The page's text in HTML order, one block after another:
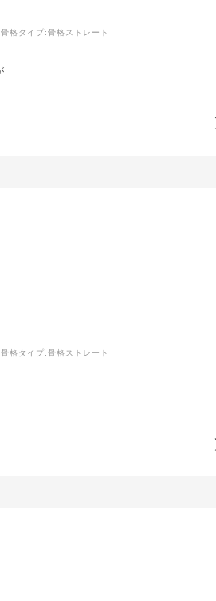
骨格タイプ:骨格ストレート
骨格タイプ:骨格ストレート